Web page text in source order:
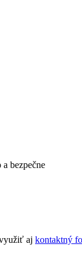
bezpečne
aj kontaktný